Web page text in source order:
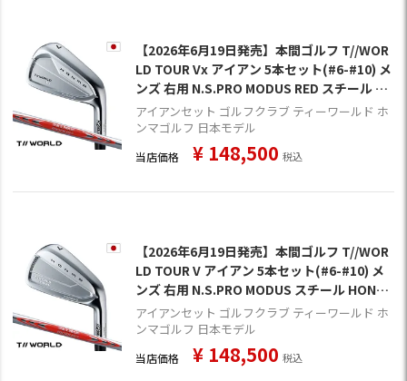
【2026年6月19日発売】本間ゴルフ T//WOR
LD TOUR Vx アイアン 5本セット(#6-#10) メ
ンズ 右用 N.S.PRO MODUS RED スチール H
ONMA 2026年モデル 日本正規品 ゴルフクラ
ブ
アイアンセット ゴルフクラブ ティーワールド ホ
ンマゴルフ 日本モデル
当店価格 ¥ 148,500 税込
【2026年6月19日発売】本間ゴルフ T//WOR
LD TOUR V アイアン 5本セット(#6-#10) メ
ンズ 右用 N.S.PRO MODUS スチール HONM
A 2026年モデル 日本正規品 ゴルフクラブ
アイアンセット ゴルフクラブ ティーワールド ホ
ンマゴルフ 日本モデル
当店価格 ¥ 148,500 税込